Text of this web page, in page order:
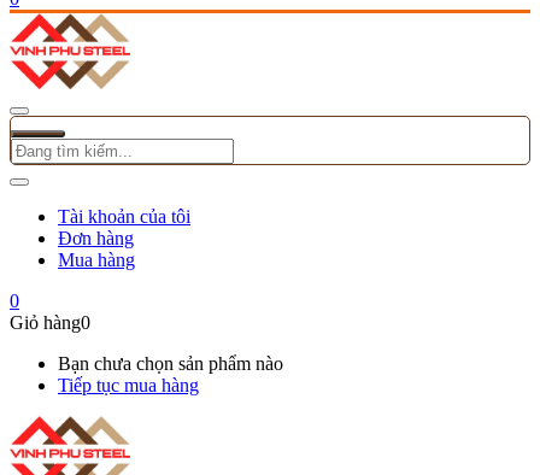
Tài khoản của tôi
Đơn hàng
Mua hàng
0
Giỏ hàng0
Bạn chưa chọn sản phẩm nào
Tiếp tục mua hàng